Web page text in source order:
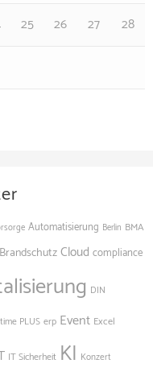
25 26 27
28
Automatisierung Berlin BMA
BrandschutzCloud compliance
DIN
PLUS erp Event Excel
IT Sicherheit KI Konzert